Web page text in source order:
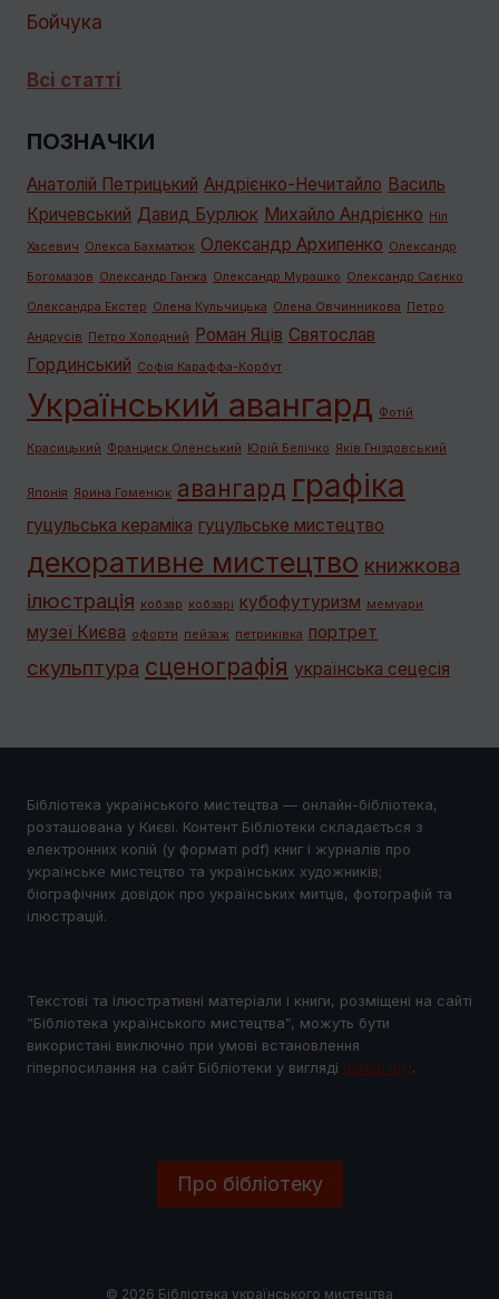
Всі статті
ПОЗНАЧКИ
Анатолій Петрицький Андрієнко-Нечитайло Василь
Кричевський Давид Бурлюк Михайло Андрієнко Ніл
Хасевич Олекса Бахматюк Олександр Архипенко Олександр
Богомазов Олександр Ганжа Олександр Мурашко Олександр Саєнко
Олександра Екстер Олена Кульчицька Олена Овчинникова Петро
Андрусів Петро Холодний Роман Яців Святослав
Гординський Софія Караффа-Корбут
Український авангард Фотій
Красицький Франциск Оленський Юрій Белічко Яків Гніздовський
Японія Ярина Гоменюк авангард графiка
гуцульська кераміка гуцульське мистецтво
декоративне мистецтво книжкова
ілюстрація кобзар кобзарі кубофутуризм мемуари
музеї Києва офорти пейзаж петриківка портрет
скульптура сценографія українська сецесія
Бібліотека українського мистецтва — онлайн-бібліотека,
розташована у Києві. Контент Бібліотеки складається з
електронних копій (у форматі pdf) книг і журналів про
українське мистецтво та українських художників;
біографічних довідок про українських митців, фотографій та
ілюстрацій.
Текстові та ілюстративні матеріали і книги, розміщені на сайті
“Бібліотека українського мистецтва”, можуть бути
використані виключно при умові встановлення
гіперпосилання на сайт Бібліотеки у виглядi uartlib.org.
Про бібліотеку
© 2026 Бібліотека українського мистецтва